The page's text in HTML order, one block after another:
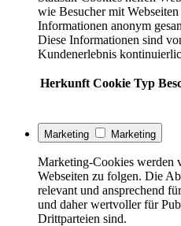
wie Besucher mit
Informationen anonym
Diese Informationen sind
Kundenerlebnis
Herkunft Cookie Typ
Marketing Marketing
Marketing-Cookies werden
Webseiten zu folgen. Die
relevant und ansprechend
und daher wertvoller für
Drittparteien sind.